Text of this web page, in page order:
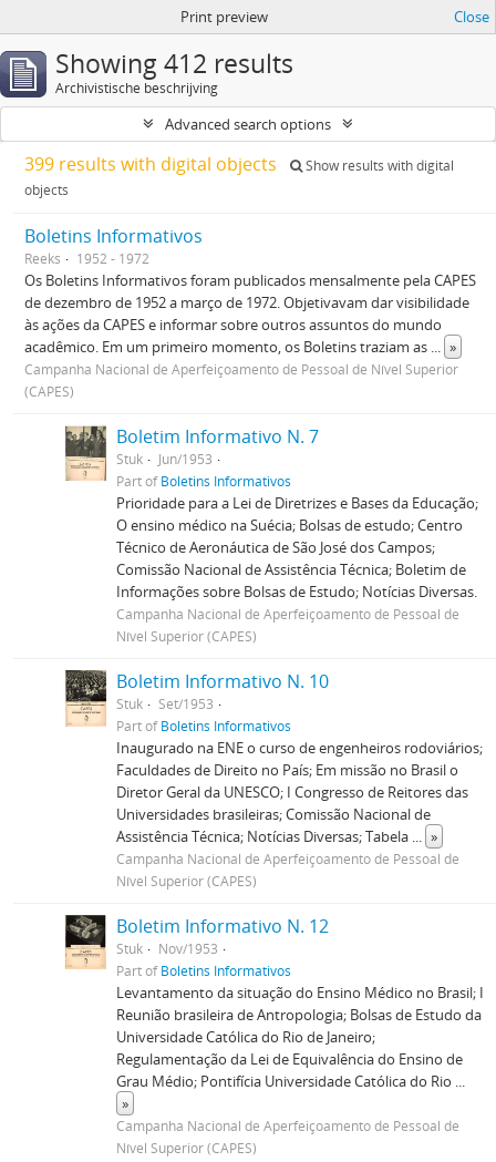
Print preview Close
Showing 412 results
Archivistische beschrijving
Advanced search options
399 results with digital objects
Show results with digital
objects
Boletins Informativos
Reeks 1952 - 1972
Os Boletins Informativos foram publicados mensalmente pela CAPES
de dezembro de 1952 a março de 1972. Objetivavam dar visibilidade
às ações da CAPES e informar sobre outros assuntos do mundo
acadêmico. Em um primeiro momento, os Boletins traziam as ... »
Campanha Nacional de Aperfeiçoamento de Pessoal de Nível Superior
(CAPES)
Boletim Informativo N. 7
Stuk
Jun/1953
Part ofBoletins Informativos
Prioridade para a Lei de Diretrizes e Bases da Educação;
O ensino médico na Suécia; Bolsas de estudo; Centro
Técnico de Aeronáutica de São José dos Campos;
Comissão Nacional de Assistência Técnica; Boletim de
Informações sobre Bolsas de Estudo; Notícias Diversas.
Campanha Nacional de Aperfeiçoamento de Pessoal de
Nível Superior (CAPES)
Boletim Informativo N. 10
Stuk
Set/1953
Part ofBoletins Informativos
Inaugurado na ENE o curso de engenheiros rodoviários;
Faculdades de Direito no País; Em missão no Brasil o
Diretor Geral da UNESCO; I Congresso de Reitores das
Universidades brasileiras; Comissão Nacional de
Assistência Técnica; Notícias Diversas; Tabela ... »
Campanha Nacional de Aperfeiçoamento de Pessoal de
Nível Superior (CAPES)
Boletim Informativo N. 12
Stuk
Nov/1953
Part ofBoletins Informativos
Levantamento da situação do Ensino Médico no Brasil; I
Reunião brasileira de Antropologia; Bolsas de Estudo da
Universidade Católica do Rio de Janeiro;
Regulamentação da Lei de Equivalência do Ensino de
Grau Médio; Pontifícia Universidade Católica do Rio ...
»
Campanha Nacional de Aperfeiçoamento de Pessoal de
Nível Superior (CAPES)